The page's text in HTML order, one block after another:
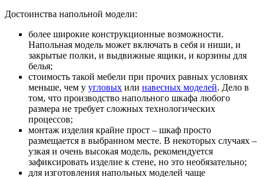
Достоинства напольной модели:
более широкие конструкционные возможности.
Напольная модель может включать в себя и ниши, и
закрытые полки, и выдвижные ящики, и корзины для
белья;
стоимость такой мебели при прочих равных условиях
меньше, чем у угловых или навесных моделей. Дело в
том, что производство напольного шкафа любого
размера не требует сложных технологических
процессов;
монтаж изделия крайне прост – шкаф просто
размещается в выбранном месте. В некоторых случаях –
узкая и очень высокая модель, рекомендуется
зафиксировать изделие к стене, но это необязательно;
для изготовления напольных моделей чаще